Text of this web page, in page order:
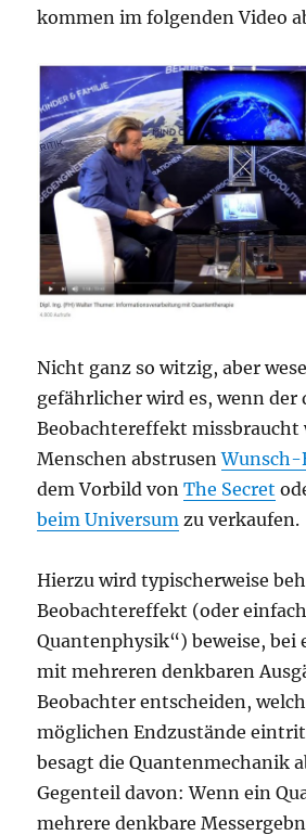
kommen im folgenden Video
Nicht ganz so witzig, aber
gefährlicher wird es, wenn der
Beobachtereffekt missbraucht
Menschen abstrusen
dem Vorbild vonThe Secret
beim Universum zu verkaufen.
Hierzu wird typischerweise
Beobachtereffekt (oder
Quantenphysik“) beweise, bei
mit mehreren denkbaren
Beobachter entscheiden,
möglichen Endzustände
besagt die Quantenmechanik
Gegenteil davon: Wenn ein
mehrere denkbare